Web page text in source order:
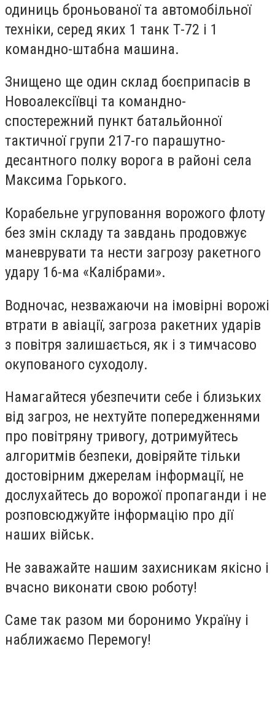
одиниць броньованої та автомобільної
техніки, серед яких 1 танк Т-72 і 1
командно-штабна машина.
Знищено ще один склад боєприпасів в
Новоалексіївці та командно-
спостережний пункт батальйонної
тактичної групи 217-го парашутно-
десантного полку ворога в районі села
Максима Горького.
Корабельне угруповання ворожого флоту
без змін складу та завдань продовжує
маневрувати та нести загрозу ракетного
удару 16-ма «Калібрами».
Водночас, незважаючи на імовірні ворожі
втрати в авіації, загроза ракетних ударів
з повітря залишається, як і з тимчасово
окупованого суходолу.
Намагайтеся убезпечити себе і близьких
від загроз, не нехтуйте попередженнями
про повітряну тривогу, дотримуйтесь
алгоритмів безпеки, довіряйте тільки
достовірним джерелам інформації, не
дослухайтесь до ворожої пропаганди і не
розповсюджуйте інформацію про дії
наших військ.
Не заважайте нашим захисникам якісно і
вчасно виконати свою роботу!
Саме так разом ми боронимо Україну і
наближаємо Перемогу!